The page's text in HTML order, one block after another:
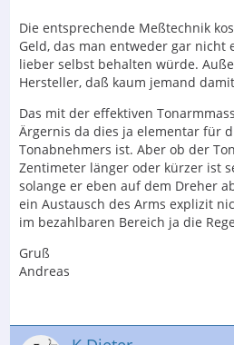
Die entsprechende Meßtechnik
Geld, das man entweder gar nicht
lieber selbst behalten würde.
Hersteller, daß kaum jemand
Das mit der effektiven
Ärgernis da dies ja elementar für
Tonabnehmers ist. Aber ob der
Zentimeter länger oder kürzer ist
solange er eben auf dem Dreher
ein Austausch des Arms explizit
im bezahlbaren Bereich ja die
Gruß
Andreas